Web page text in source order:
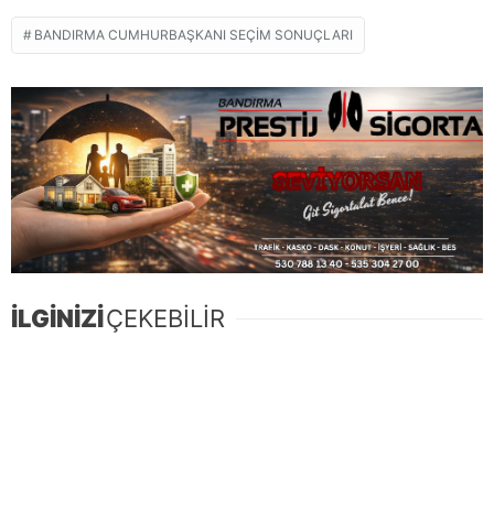
BANDIRMA CUMHURBAŞKANI SEÇİM SONUÇLARI
İLGİNİZİÇEKEBİLİR